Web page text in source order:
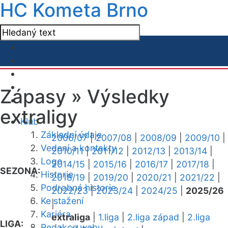
HC Kometa Brno
Klub
Základní údaje
Vedení a kontakty
Logo
Historie
Podrobná historie
Ke stažení
Kariéra
Zápasy » Výsledky
extraligy
SEZONA:
2006/07|2007/08 2008/09 2009/10
2010/11|2011/12 2012/13 2013/14
2014/15
2015/16 2016/17 2017/18
2018/19
2019/20 2020/21 2021/22
2022/23|2023/24 2024/25
2025/26
|
LIGA:
extraliga 1.liga 2.liga západ
2.liga